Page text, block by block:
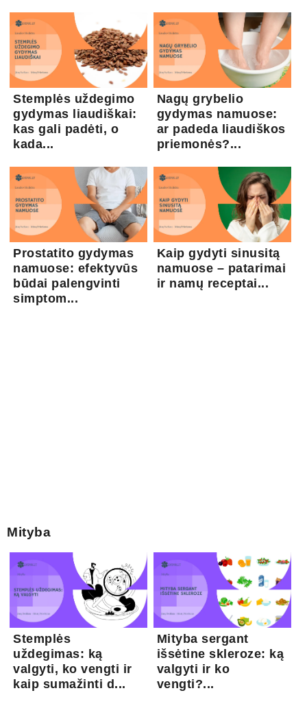
Stemplės uždegimo
gydymas liaudiškai:
kas gali padėti, o
kada...
Nagų grybelio
gydymas namuose:
ar padeda liaudiškos
priemonės?...
Prostatito gydymas
namuose: efektyvūs
būdai palengvinti
simptom...
Kaip gydyti sinusitą
namuose – patarimai
ir namų receptai...
Mityba
Stemplės
uždegimas: ką
valgyti, ko vengti ir
kaip sumažinti d...
Mityba sergant
išsėtine skleroze: ką
valgyti ir ko
vengti?...